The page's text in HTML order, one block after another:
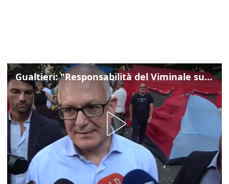
Gualtieri: "Responsabilità del Viminale su Spin Time? La posizione dei partiti è nota"